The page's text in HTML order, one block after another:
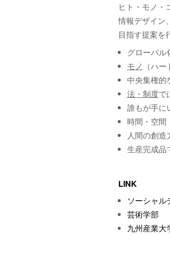
ヒト・モノ・
情報デザイン
目指す提案を
グローバル
モノ （ハ
中央集権的
法・制度で
誰もが手に
時間・空間
人間の創造
生産完成品
LINK
ソーシャル
芸術学部
九州産業大